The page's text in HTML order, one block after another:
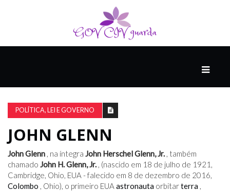
DO
THINK
COMPANHEIRO
POLÍTICA, LEI E GOVERNO
JOHN GLENN
John Glenn , na íntegra John Herschel Glenn, Jr. , também
chamado John H. Glenn, Jr. , (nascido em 18 de julho de 1921,
Cambridge, Ohio, EUA - falecido em 8 de dezembro de 2016,
Colombo , Ohio), o primeiro EUA astronauta orbitarterra ,